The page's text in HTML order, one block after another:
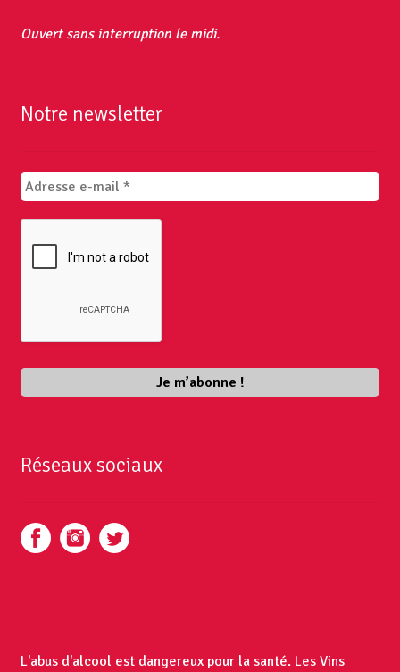
Ouvert sans interruption le midi.
Notre newsletter
Réseaux sociaux
L'abus d'alcool est dangereux pour la santé. Les Vins